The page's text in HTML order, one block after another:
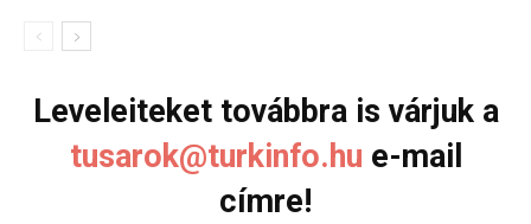
Leveleiteket továbbra is várjuk a
tusarok@turkinfo.hu e-mail
címre!